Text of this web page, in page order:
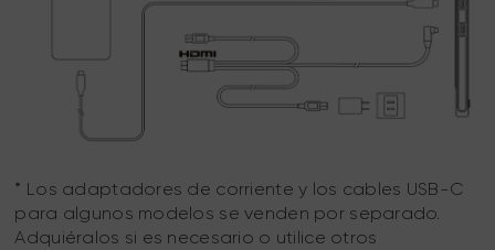
* Los adaptadores de corriente y los cables USB-C
para algunos modelos se venden por separado.
Adquiéralos si es necesario o utilice otros